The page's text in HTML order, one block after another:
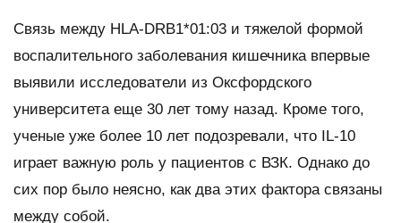
Связь между HLA-DRB1*01:03 и тяжелой формой
воспалительного заболевания кишечника впервые
выявили ​​исследователи из Оксфордского
университета еще 30 лет тому назад. Кроме того,
ученые уже более 10 лет подозревали, что IL-10
играет важную роль у пациентов с ВЗК. Однако до
сих пор было неясно, как два этих фактора связаны
между собой.